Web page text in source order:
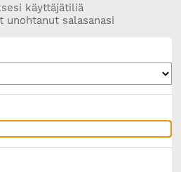
käyttäjätiliä
unohtanut salasanasi